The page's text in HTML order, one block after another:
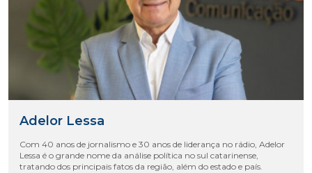
Adelor Lessa
Com 40 anos de jornalismo e 30 anos de liderança no rádio, Adelor
Lessa é o grande nome da análise política no sul catarinense,
tratando dos principais fatos da região, além do estado e país.